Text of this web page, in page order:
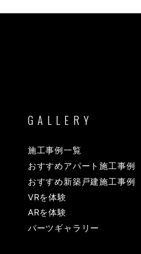
GALLERY
施工事例一覧
おすすめアパート施工事例
おすすめ新築戸建施工事例
VRを体験
ARを体験
パーツギャラリー